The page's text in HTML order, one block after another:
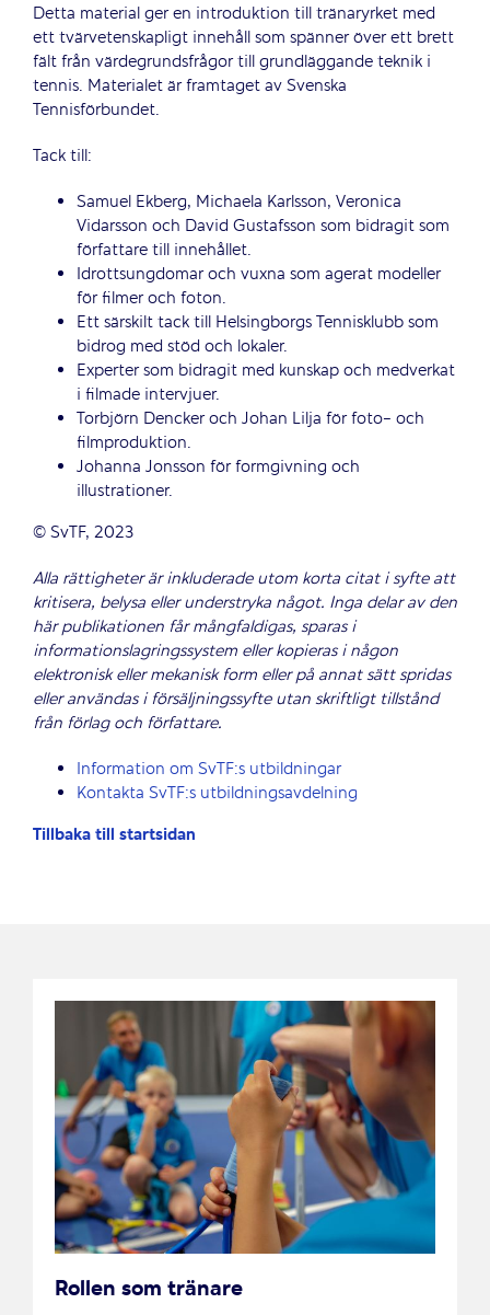
Detta material ger en introduktion till tränaryrket med
ett tvärvetenskapligt innehåll som spänner över ett brett
fält från värdegrundsfrågor till grundläggande teknik i
tennis. Materialet är framtaget av Svenska
Tennisförbundet.
Tack till:
Samuel Ekberg, Michaela Karlsson, Veronica
Vidarsson och David Gustafsson som bidragit som
författare till innehållet.
Idrottsungdomar och vuxna som agerat modeller
för filmer och foton.
Ett särskilt tack till Helsingborgs Tennisklubb som
bidrog med stöd och lokaler.
Experter som bidragit med kunskap och medverkat
i filmade intervjuer.
Torbjörn Dencker och Johan Lilja för foto- och
filmproduktion.
Johanna Jonsson för formgivning och
illustrationer.
© SvTF, 2023
Alla rättigheter är inkluderade utom korta citat i syfte att
kritisera, belysa eller understryka något. Inga delar av den
här publikationen får mångfaldigas, sparas i
informationslagringssystem eller kopieras i någon
elektronisk eller mekanisk form eller på annat sätt spridas
eller användas i försäljningssyfte utan skriftligt tillstånd
från förlag och författare.
Information om SvTF:s utbildningar
Kontakta SvTF:s utbildningsavdelning
Tillbaka till startsidan
Rollen som tränare